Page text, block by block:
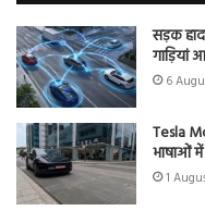
सड़क
गाड़ियां
6
Tesla
भाषाओं
1